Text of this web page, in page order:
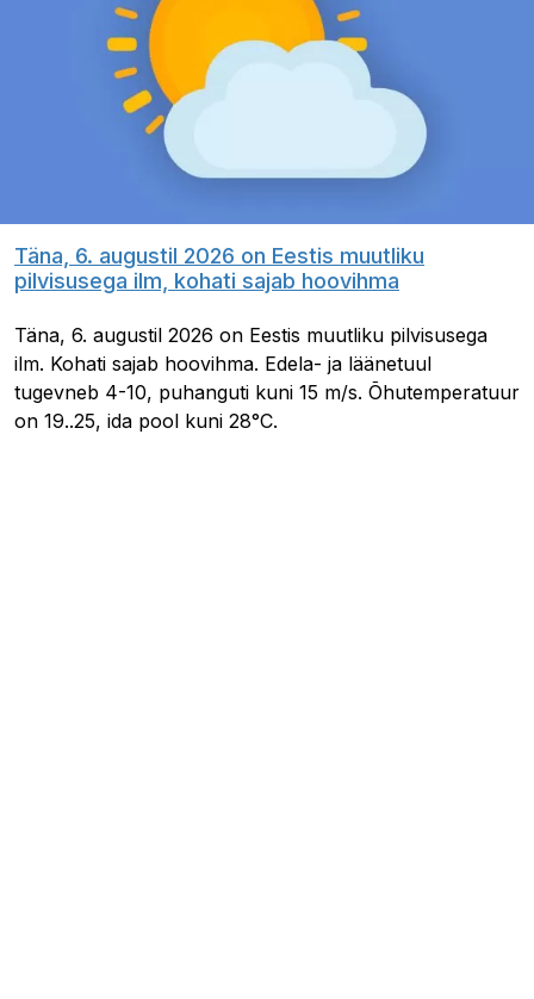
Täna, 6. augustil 2026 on Eestis muutliku
pilvisusega ilm, kohati sajab hoovihma
Täna, 6. augustil 2026 on Eestis muutliku pilvisusega
ilm. Kohati sajab hoovihma. Edela- ja läänetuul
tugevneb 4-10, puhanguti kuni 15 m/s. Õhutemperatuur
on 19..25, ida pool kuni 28°C.